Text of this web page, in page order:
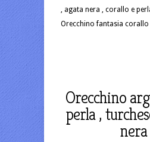
, agata nera , corallo e
Orecchino fantasia corallo
Orecchino
perla ,
nera